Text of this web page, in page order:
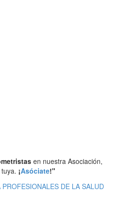
en nuestra Asociación,
¡Asóciate!"
DE LA SALUD